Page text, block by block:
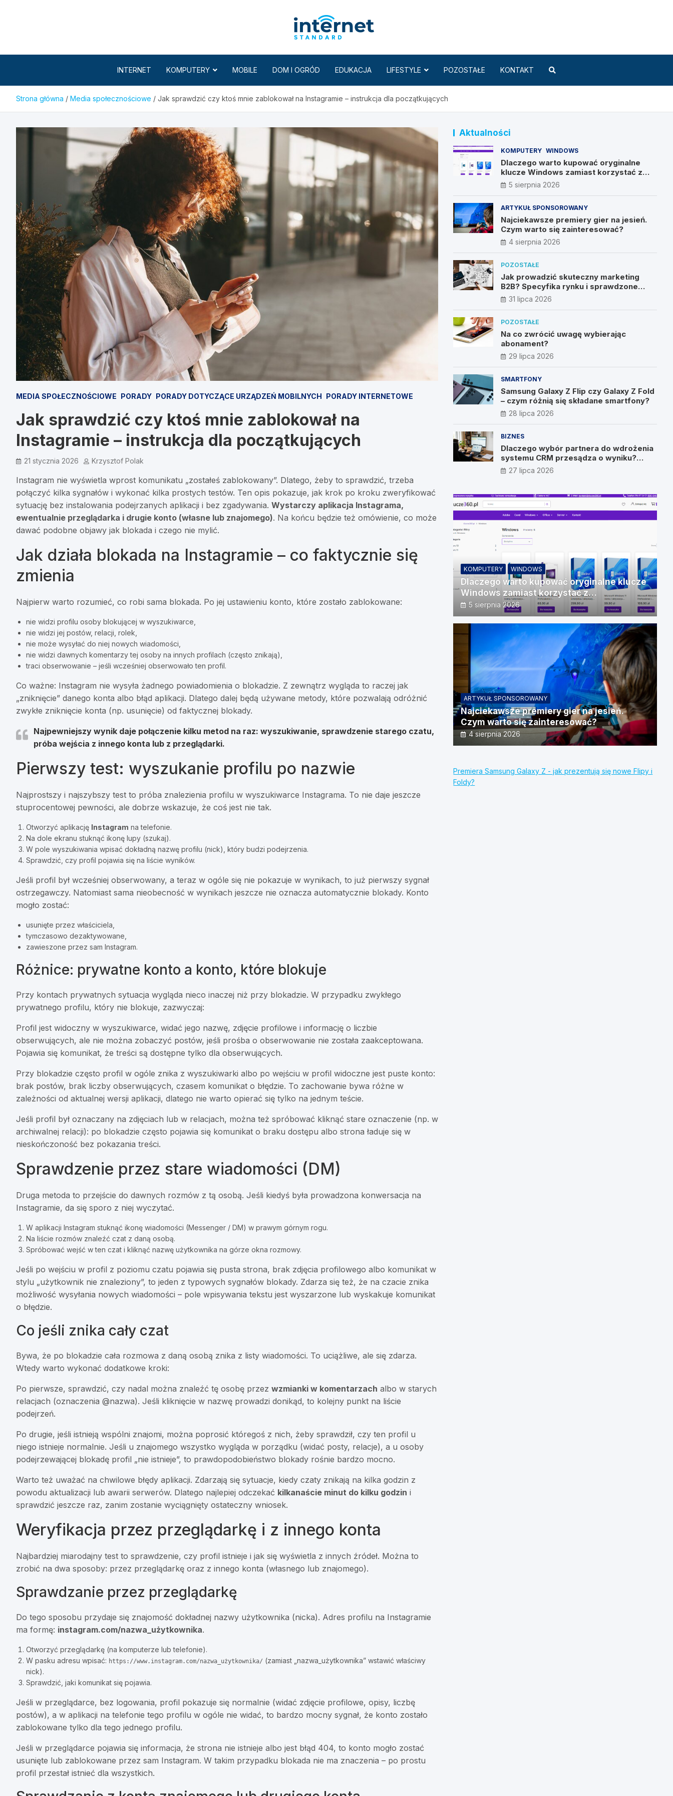
INTERNET KOMPUTERY MOBILE DOM I OGRÓD EDUKACJA LIFESTYLE POZOSTAŁE KONTAKT
Strona główna Media społecznościowe Jak sprawdzić czy ktoś mnie zablokował na Instagramie – instrukcja dla początkujących
MEDIA SPOŁECZNOŚCIOWE PORADY PORADY DOTYCZĄCE URZĄDZEŃ MOBILNYCH PORADY INTERNETOWE
Jak sprawdzić czy ktoś mnie zablokował na
Instagramie – instrukcja dla początkujących
21 stycznia 2026 Krzysztof Polak
Instagram nie wyświetla wprost komunikatu „zostałeś zablokowany”. Dlatego, żeby to sprawdzić, trzeba
połączyć kilka sygnałów i wykonać kilka prostych testów. Ten opis pokazuje, jak krok po kroku zweryfikować
sytuację bez instalowania podejrzanych aplikacji i bez zgadywania. Wystarczy aplikacja Instagrama,
ewentualnie przeglądarka i drugie konto (własne lub znajomego). Na końcu będzie też omówienie, co może
dawać podobne objawy jak blokada i czego nie mylić.
Jak działa blokada na Instagramie – co faktycznie się
zmienia
Najpierw warto rozumieć, co robi sama blokada. Po jej ustawieniu konto, które zostało zablokowane:
nie widzi profilu osoby blokującej w wyszukiwarce,
nie widzi jej postów, relacji, rolek,
nie może wysyłać do niej nowych wiadomości,
nie widzi dawnych komentarzy tej osoby na innych profilach (często znikają),
traci obserwowanie – jeśli wcześniej obserwowało ten profil.
Co ważne: Instagram nie wysyła żadnego powiadomienia o blokadzie. Z zewnątrz wygląda to raczej jak
„zniknięcie” danego konta albo błąd aplikacji. Dlatego dalej będą używane metody, które pozwalają odróżnić
zwykłe zniknięcie konta (np. usunięcie) od faktycznej blokady.
Najpewniejszy wynik daje połączenie kilku metod na raz: wyszukiwanie, sprawdzenie starego czatu,
próba wejścia z innego konta lub z przeglądarki.
Pierwszy test: wyszukanie profilu po nazwie
Najprostszy i najszybszy test to próba znalezienia profilu w wyszukiwarce Instagrama. To nie daje jeszcze
stuprocentowej pewności, ale dobrze wskazuje, że coś jest nie tak.
Otworzyć aplikację Instagram na telefonie.
Na dole ekranu stuknąć ikonę lupy (szukaj).
W pole wyszukiwania wpisać dokładną nazwę profilu (nick), który budzi podejrzenia.
Sprawdzić, czy profil pojawia się na liście wyników.
Jeśli profil był wcześniej obserwowany, a teraz w ogóle się nie pokazuje w wynikach, to już pierwszy sygnał
ostrzegawczy. Natomiast sama nieobecność w wynikach jeszcze nie oznacza automatycznie blokady. Konto
mogło zostać:
usunięte przez właściciela,
tymczasowo dezaktywowane,
zawieszone przez sam Instagram.
Różnice: prywatne konto a konto, które blokuje
Przy kontach prywatnych sytuacja wygląda nieco inaczej niż przy blokadzie. W przypadku zwykłego
prywatnego profilu, który nie blokuje, zazwyczaj:
Profil jest widoczny w wyszukiwarce, widać jego nazwę, zdjęcie profilowe i informację o liczbie
obserwujących, ale nie można zobaczyć postów, jeśli prośba o obserwowanie nie została zaakceptowana.
Pojawia się komunikat, że treści są dostępne tylko dla obserwujących.
Przy blokadzie często profil w ogóle znika z wyszukiwarki albo po wejściu w profil widoczne jest puste konto:
brak postów, brak liczby obserwujących, czasem komunikat o błędzie. To zachowanie bywa różne w
zależności od aktualnej wersji aplikacji, dlatego nie warto opierać się tylko na jednym teście.
Jeśli profil był oznaczany na zdjęciach lub w relacjach, można też spróbować kliknąć stare oznaczenie (np. w
archiwalnej relacji): po blokadzie często pojawia się komunikat o braku dostępu albo strona ładuje się w
nieskończoność bez pokazania treści.
Sprawdzenie przez stare wiadomości (DM)
Druga metoda to przejście do dawnych rozmów z tą osobą. Jeśli kiedyś była prowadzona konwersacja na
Instagramie, da się sporo z niej wyczytać.
W aplikacji Instagram stuknąć ikonę wiadomości (Messenger / DM) w prawym górnym rogu.
Na liście rozmów znaleźć czat z daną osobą.
Spróbować wejść w ten czat i kliknąć nazwę użytkownika na górze okna rozmowy.
Jeśli po wejściu w profil z poziomu czatu pojawia się pusta strona, brak zdjęcia profilowego albo komunikat w
stylu „użytkownik nie znaleziony”, to jeden z typowych sygnałów blokady. Zdarza się też, że na czacie znika
możliwość wysyłania nowych wiadomości – pole wpisywania tekstu jest wyszarzone lub wyskakuje komunikat
o błędzie.
Co jeśli znika cały czat
Bywa, że po blokadzie cała rozmowa z daną osobą znika z listy wiadomości. To uciążliwe, ale się zdarza.
Wtedy warto wykonać dodatkowe kroki:
Po pierwsze, sprawdzić, czy nadal można znaleźć tę osobę przez wzmianki w komentarzach albo w starych
relacjach (oznaczenia @nazwa). Jeśli kliknięcie w nazwę prowadzi donikąd, to kolejny punkt na liście
podejrzeń.
Po drugie, jeśli istnieją wspólni znajomi, można poprosić któregoś z nich, żeby sprawdził, czy ten profil u
niego istnieje normalnie. Jeśli u znajomego wszystko wygląda w porządku (widać posty, relacje), a u osoby
podejrzewającej blokadę profil „nie istnieje”, to prawdopodobieństwo blokady rośnie bardzo mocno.
Warto też uważać na chwilowe błędy aplikacji. Zdarzają się sytuacje, kiedy czaty znikają na kilka godzin z
powodu aktualizacji lub awarii serwerów. Dlatego najlepiej odczekać kilkanaście minut do kilku godzin i
sprawdzić jeszcze raz, zanim zostanie wyciągnięty ostateczny wniosek.
Weryfikacja przez przeglądarkę i z innego konta
Najbardziej miarodajny test to sprawdzenie, czy profil istnieje i jak się wyświetla z innych źródeł. Można to
zrobić na dwa sposoby: przez przeglądarkę oraz z innego konta (własnego lub znajomego).
Sprawdzanie przez przeglądarkę
Do tego sposobu przydaje się znajomość dokładnej nazwy użytkownika (nicka). Adres profilu na Instagramie
ma formę: instagram.com/nazwa_użytkownika.
Otworzyć przeglądarkę (na komputerze lub telefonie).
W pasku adresu wpisać: https://www.instagram.com/nazwa_użytkownika/ (zamiast „nazwa_użytkownika” wstawić właściwy
nick).
Sprawdzić, jaki komunikat się pojawia.
Jeśli w przeglądarce, bez logowania, profil pokazuje się normalnie (widać zdjęcie profilowe, opisy, liczbę
postów), a w aplikacji na telefonie tego profilu w ogóle nie widać, to bardzo mocny sygnał, że konto zostało
zablokowane tylko dla tego jednego profilu.
Jeśli w przeglądarce pojawia się informacja, że strona nie istnieje albo jest błąd 404, to konto mogło zostać
usunięte lub zablokowane przez sam Instagram. W takim przypadku blokada nie ma znaczenia – po prostu
profil przestał istnieć dla wszystkich.
Aktualności
KOMPUTERY WINDOWS
Dlaczego warto kupować oryginalne
klucze Windows zamiast korzystać z
nieautoryzowanych źródeł?
5 sierpnia 2026
ARTYKUŁ SPONSOROWANY
Najciekawsze premiery gier na jesień.
Czym warto się zainteresować?
4 sierpnia 2026
POZOSTAŁE
Jak prowadzić skuteczny marketing
B2B? Specyfika rynku i sprawdzone
metody
31 lipca 2026
POZOSTAŁE
Na co zwrócić uwagę wybierając
abonament?
29 lipca 2026
SMARTFONY
Samsung Galaxy Z Flip czy Galaxy Z Fold
– czym różnią się składane smartfony?
28 lipca 2026
BIZNES
Dlaczego wybór partnera do wdrożenia
systemu CRM przesądza o wyniku?
Wywiad z Pawłem Prymakowskim, CEO
IT Vision
27 lipca 2026
KOMPUTERY WINDOWS
Dlaczego warto kupować oryginalne klucze
Windows zamiast korzystać z
nieautoryzowanych źródeł?
5 sierpnia 2026
ARTYKUŁ SPONSOROWANY
Najciekawsze premiery gier na jesień.
Czym warto się zainteresować?
4 sierpnia 2026
Premiera Samsung Galaxy Z - jak prezentują się nowe Flipy i
Foldy?